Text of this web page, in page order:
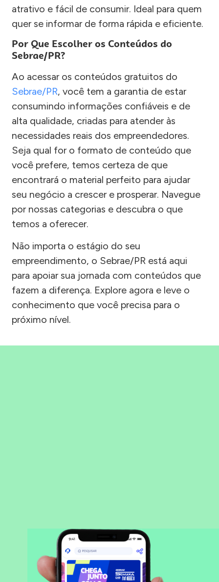
atrativo e fácil de consumir. Ideal para quem
quer se informar de forma rápida e eficiente.
Por Que Escolher os Conteúdos do
Sebrae/PR?
Ao acessar os conteúdos gratuitos do
Sebrae/PR, você tem a garantia de estar
consumindo informações confiáveis e de
alta qualidade, criadas para atender às
necessidades reais dos empreendedores.
Seja qual for o formato de conteúdo que
você prefere, temos certeza de que
encontrará o material perfeito para ajudar
seu negócio a crescer e prosperar. Navegue
por nossas categorias e descubra o que
temos a oferecer.
Não importa o estágio do seu
empreendimento, o Sebrae/PR está aqui
para apoiar sua jornada com conteúdos que
fazem a diferença. Explore agora e leve o
conhecimento que você precisa para o
próximo nível.